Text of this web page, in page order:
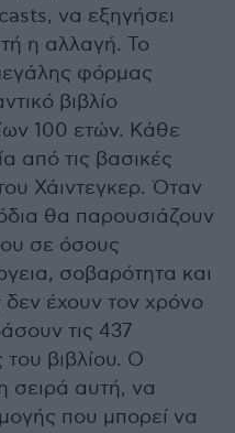
να εξηγήσει
η αλλαγή. Το
φόρμας
βιβλίο
100 ετών. Κάθε
από τις βασικές
Χάιντεγκερ. Όταν
θα παρουσιάζουν
σε όσους
σοβαρότητα και
έχουν τον χρόνο
τις 437
βιβλίου. Ο
σειρά αυτή, να
που μπορεί να